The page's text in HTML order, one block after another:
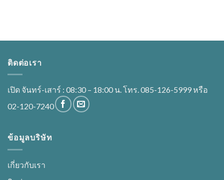
ติดต่อเรา
เปิด จันทร์-เสาร์ : 08:30 – 18:00 น. โทร. 085-126-5999 หรือ
02-120-7240
ข้อมูลบริษัท
เกี่ยวกับเรา